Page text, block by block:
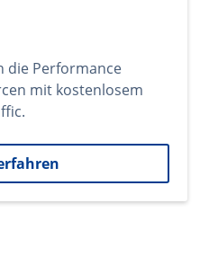
die Performance
mit kostenlosem